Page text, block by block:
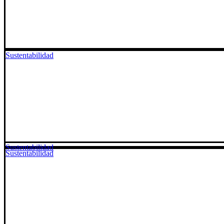
Sustentabilidad
Sustentabilidad
Sustentabilidad